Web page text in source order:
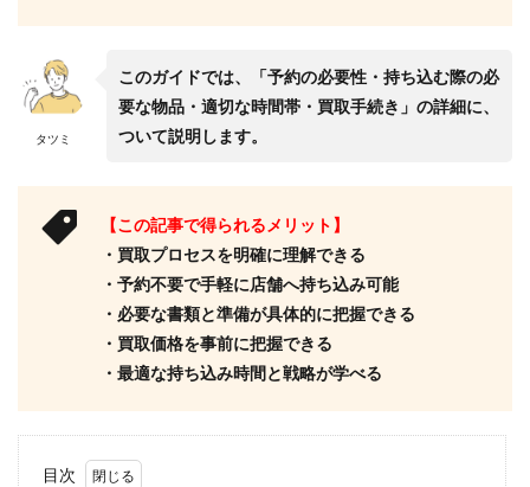
タツミ
このガイドでは、「予約の必要性・持ち込む際の必
要な物品・適切な時間帯・買取手続き」の詳細に、
ついて説明します。
【この記事で得られるメリット】
・買取プロセスを明確に理解できる
・予約不要で手軽に店舗へ持ち込み可能
・必要な書類と準備が具体的に把握できる
・買取価格を事前に把握できる
・最適な持ち込み時間と戦略が学べる
目次